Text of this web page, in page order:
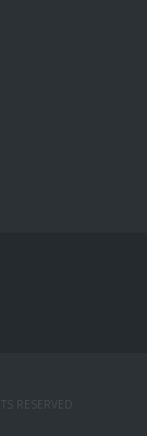
RESERVED